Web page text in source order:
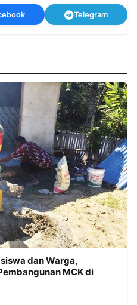
Telegram
dan Warga,
MCK di